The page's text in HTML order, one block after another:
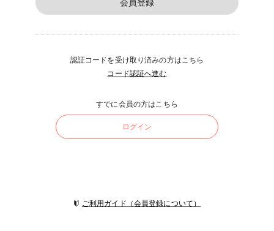
会員登録
認証コードを受け取り済みの方はこちら
コード認証へ進む
すでに会員の方はこちら
ログイン
ご利用ガイド（会員登録について）